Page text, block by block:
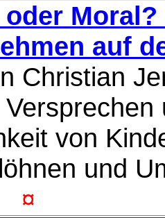
Moral?
auf
Christian
von
und
¤